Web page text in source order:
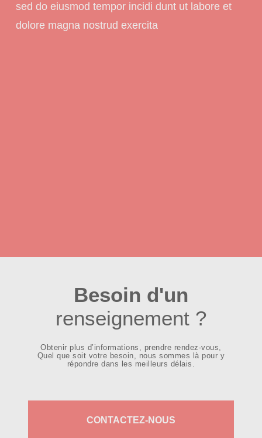
sed do eiusmod tempor incidi dunt ut labore et
dolore magna nostrud exercita
Besoin d'un
renseignement ?
Obtenir plus d’informations, prendre rendez-vous,
Quel que soit votre besoin, nous sommes là pour y
répondre dans les meilleurs délais.
CONTACTEZ-NOUS